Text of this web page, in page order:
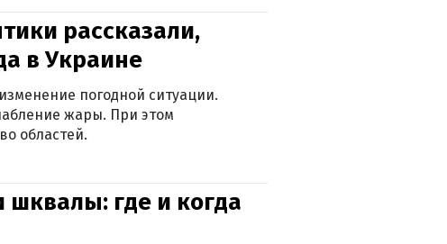
рассказали,
в Украине
погодной ситуации.
жары. При этом
областей.
шквалы: где и когда